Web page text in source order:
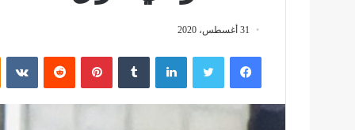
31 أغسطس، 2020
فيسبوك تويتر لينكدإن بينتيريست